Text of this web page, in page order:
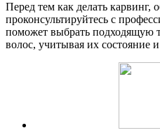
Перед тем как делать карвинг,
проконсультируйтесь с
поможет выбрать подходящую
волос, учитывая их состояние